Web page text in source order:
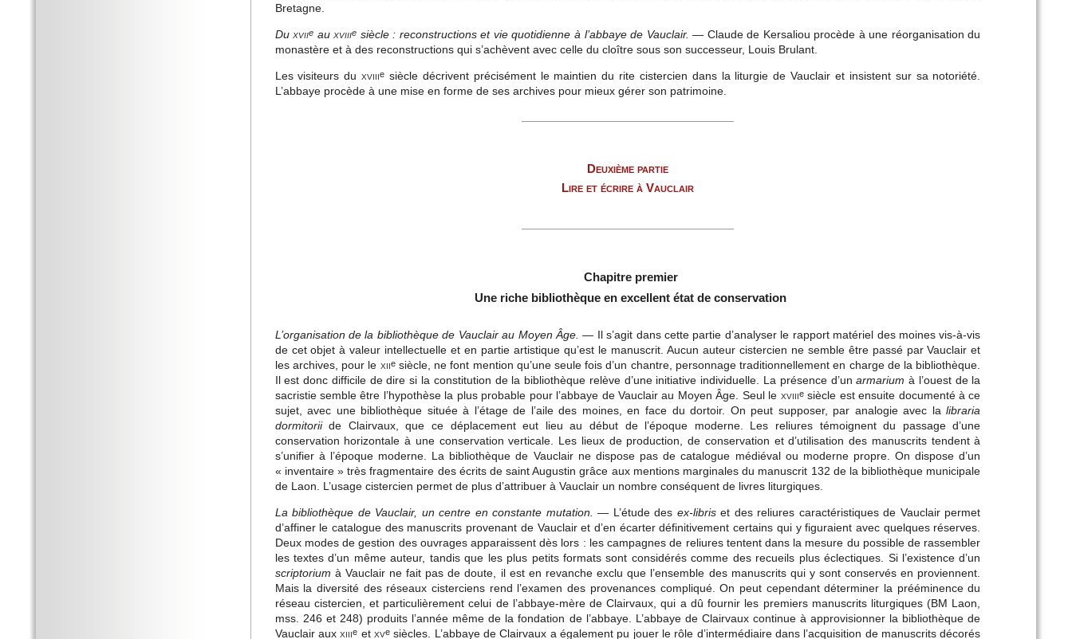
Bretagne.
Du xviie au xviiie siècle : reconstructions et vie quotidienne à l’abbaye de Vauclair. — Claude de Kersaliou procède à une réorganisation du
monastère et à des reconstructions qui s’achèvent avec celle du cloître sous son successeur, Louis Brulant.
Les visiteurs duxviiie siècle décrivent précisément le maintien du rite cistercien dans la liturgie de Vauclair et insistent sur sa notoriété.
L’abbaye procède à une mise en forme de ses archives pour mieux gérer son patrimoine.
Deuxième partie
Lire et écrire à Vauclair
Chapitre premier
Une riche bibliothèque en excellent état de conservation
L’organisation de la bibliothèque de Vauclair au Moyen Âge. — Il s’agit dans cette partie d’analyser le rapport matériel des moines vis-à-vis
de cet objet à valeur intellectuelle et en partie artistique qu’est le manuscrit. Aucun auteur cistercien ne semble être passé par Vauclair et
les archives, pour le xiiesiècle, ne font mention qu’une seule fois d’un chantre, personnage traditionnellement en charge de la bibliothèque.
Il est donc difficile de dire si la constitution de la bibliothèque relève d’une initiative individuelle. La présence d’unarmarium à l’ouest de la
sacristie semble être l’hypothèse la plus probable pour l’abbaye de Vauclair au Moyen Âge. Seul le xviiiesiècle est ensuite documenté à ce
sujet, avec une bibliothèque située à l’étage de l’aile des moines, en face du dortoir. On peut supposer, par analogie avec lalibraria
dormitoriide Clairvaux, que ce déplacement eut lieu au début de l’époque moderne. Les reliures témoignent du passage d’une
conservation horizontale à une conservation verticale. Les lieux de production, de conservation et d’utilisation des manuscrits tendent à
s’unifier à l’époque moderne. La bibliothèque de Vauclair ne dispose pas de catalogue médiéval ou moderne propre. On dispose d’un
« inventaire » très fragmentaire des écrits de saint Augustin grâce aux mentions marginales du manuscrit 132 de la bibliothèque municipale
de Laon. L’usage cistercien permet de plus d’attribuer à Vauclair un nombre conséquent de livres liturgiques.
La bibliothèque de Vauclair, un centre en constante mutation. — L’étude des ex-libriset des reliures caractéristiques de Vauclair permet
d’affiner le catalogue des manuscrits provenant de Vauclair et d’en écarter définitivement certains qui y figuraient avec quelques réserves.
Deux modes de gestion des ouvrages apparaissent dès lors : les campagnes de reliures tentent dans la mesure du possible de rassembler
les textes d’un même auteur, tandis que les plus petits formats sont considérés comme des recueils plus éclectiques. Si l’existence d’un
scriptorium à Vauclair ne fait pas de doute, il est en revanche exclu que l’ensemble des manuscrits qui y sont conservés en proviennent.
Mais la diversité des réseaux cisterciens rend l’examen des provenances compliqué. On peut cependant déterminer la prééminence du
réseau cistercien, et particulièrement celui de l’abbaye-mère de Clairvaux, qui a dû fournir les premiers manuscrits liturgiques (BM Laon,
mss. 246 et 248) produits l’année même de la fondation de l’abbaye. L’abbaye de Clairvaux continue à approvisionner la bibliothèque de
Vauclair auxxiiie et xvesiècles. L’abbaye de Clairvaux a également pu jouer le rôle d’intermédiaire dans l’acquisition de manuscrits décorés